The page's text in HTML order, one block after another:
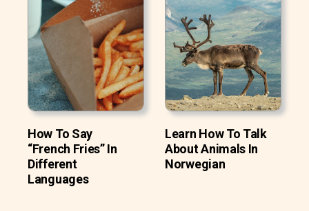
How To Say
“French Fries” In
Different
Languages
Learn How To Talk
About Animals In
Norwegian